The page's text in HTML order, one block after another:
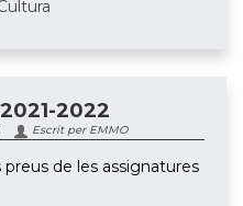
2022
Escrit per EMMO
de les assignatures